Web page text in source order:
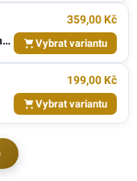
359,00 Kč
Vybrat variantu
199,00 Kč
Vybrat variantu